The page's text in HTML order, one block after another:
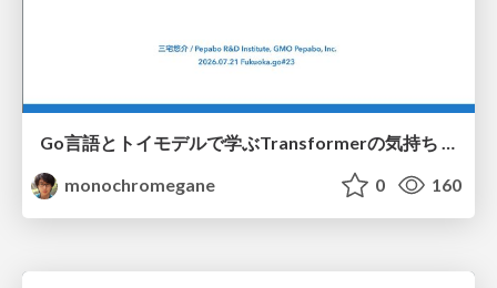
Go言語とトイモデルで学ぶTransformerの気持ち / fukuokago23-transformer
monochromegane
0 160